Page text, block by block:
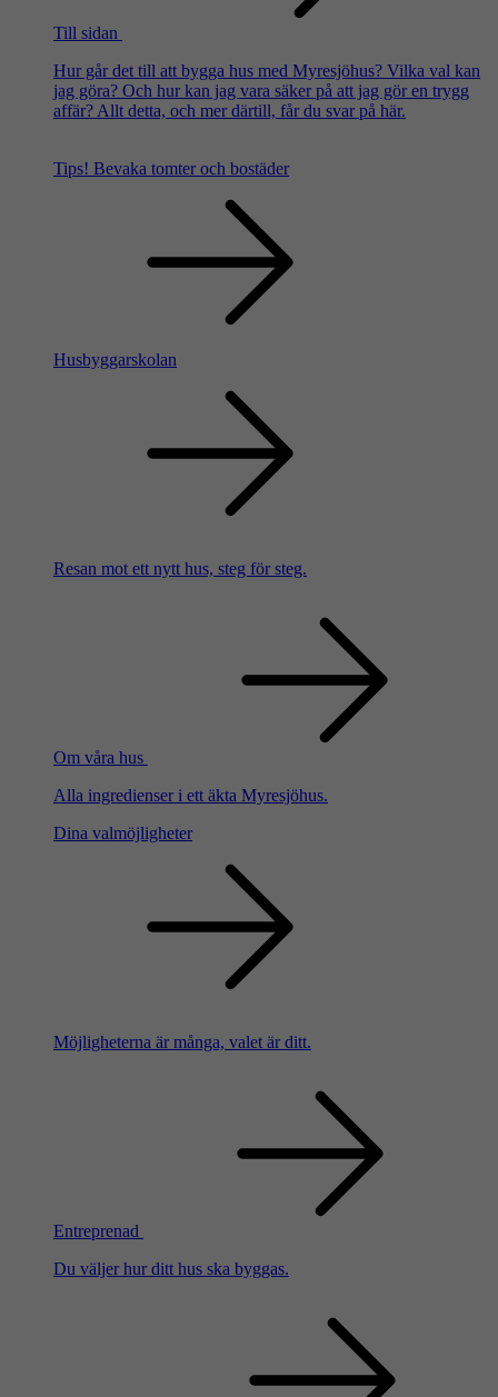
Till sidan
Hur går det till att bygga hus med Myresjöhus? Vilka val kan
jag göra? Och hur kan jag vara säker på att jag gör en trygg
affär? Allt detta, och mer därtill, får du svar på här.
Tips! Bevaka tomter och bostäder
Husbyggarskolan
Resan mot ett nytt hus, steg för steg.
Om våra hus
Alla ingredienser i ett äkta Myresjöhus.
Dina valmöjligheter
Möjligheterna är många, valet är ditt.
Entreprenad
Du väljer hur ditt hus ska byggas.